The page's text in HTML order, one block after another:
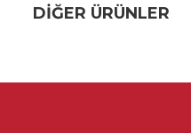
DIĞER ÜRÜNLER